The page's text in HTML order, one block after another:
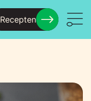
Recepten